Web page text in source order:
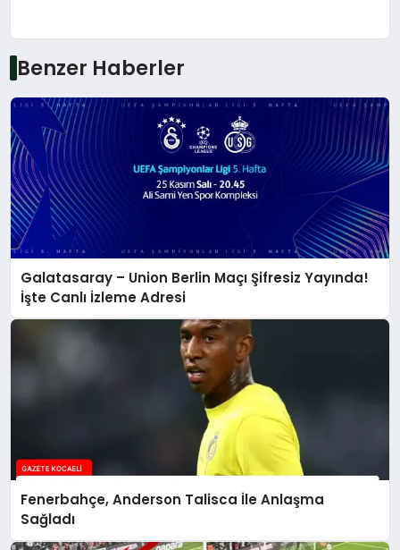
Benzer Haberler
Galatasaray – Union Berlin Maçı Şifresiz Yayında!
İşte Canlı İzleme Adresi
Fenerbahçe, Anderson Talisca İle Anlaşma
Sağladı